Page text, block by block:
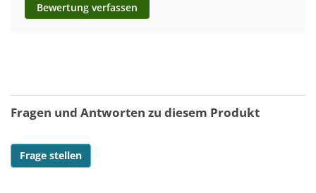
Bewertung verfassen
Fragen und Antworten zu diesem Produkt
Frage stellen